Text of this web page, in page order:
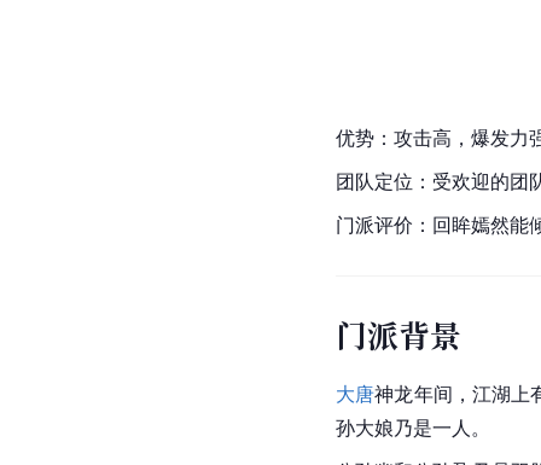
优势：攻击高，爆发力
团队定位：受欢迎的团
门派评价：回眸嫣然能
门派背景
大唐神龙年间，江湖上
孙大娘乃是一人。